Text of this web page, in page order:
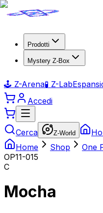
Prodotti
Mystery Z-Box
🕹️ Z-Arena🧪 Z-Lab
Accedi
Cerca Z-World
Home
Shop One
OP11-015
C
Mocha